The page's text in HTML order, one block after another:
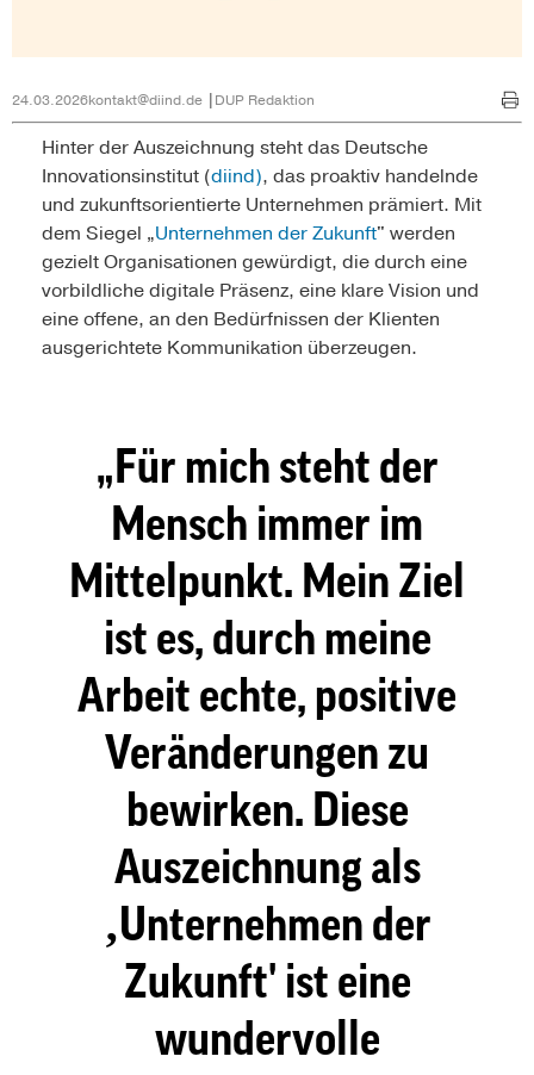
24.03.2026kontakt@diind.de DUP Redaktion
Hinter der Auszeichnung steht das Deutsche
Innovationsinstitut (diind), das proaktiv handelnde
und zukunftsorientierte Unternehmen prämiert. Mit
dem Siegel „Unternehmen der Zukunft" werden
gezielt Organisationen gewürdigt, die durch eine
vorbildliche digitale Präsenz, eine klare Vision und
eine offene, an den Bedürfnissen der Klienten
ausgerichtete Kommunikation überzeugen.
Für mich steht der
Mensch immer im
Mittelpunkt. Mein Ziel
ist es, durch meine
Arbeit echte, positive
Veränderungen zu
bewirken. Diese
Auszeichnung als
‚Unternehmen der
Zukunft' ist eine
wundervolle